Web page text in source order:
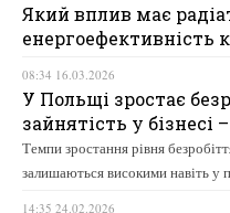
Який вплив має
енергоефективність
08:34 16.03.2026
У Польщі зростає
зайнятість у бізнесі
Темпи зростання рівня
залишаються високими навіть у
14:35 24.02.2026